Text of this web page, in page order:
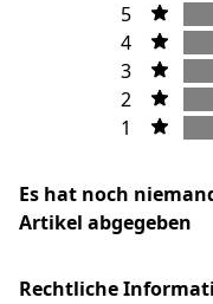
5
4
3
2
1
Es hat noch
Artikel abgegeben
Rechtliche